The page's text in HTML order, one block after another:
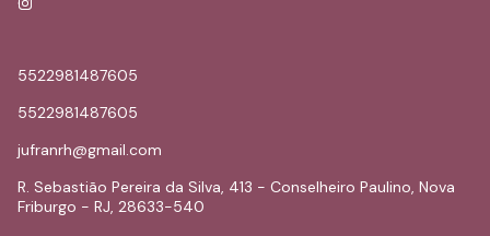
5522981487605
5522981487605
jufranrh@gmail.com
R. Sebastião Pereira da Silva, 413 - Conselheiro Paulino, Nova
Friburgo - RJ, 28633-540